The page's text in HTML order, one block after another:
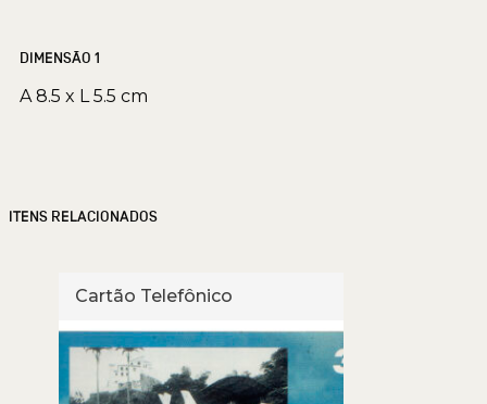
DIMENSÃO 1
A 8.5 x L 5.5 cm
ITENS RELACIONADOS
Cartão Telefônico